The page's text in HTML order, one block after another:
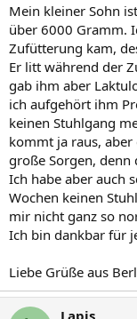
Mein kleiner Sohn
über 6000 Gramm.
Zufütterung kam,
Er litt während der
gab ihm aber
ich aufgehört ihm
keinen Stuhlgang
kommt ja raus, aber
große Sorgen, denn
Ich habe aber auch
Wochen keinen
mir nicht ganz so
Ich bin dankbar für
Liebe Grüße aus
Lapis